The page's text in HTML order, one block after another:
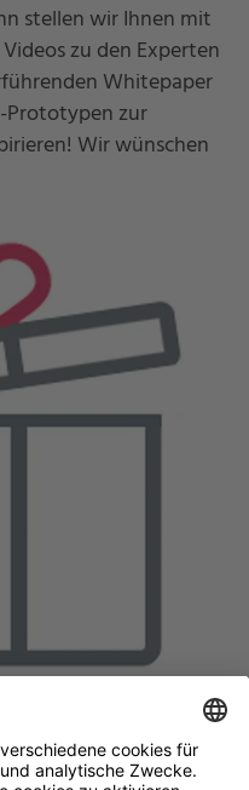
stellen wir Ihnen mit
zu den Experten
Whitepaper
Prototypen zur
Wir wünschen